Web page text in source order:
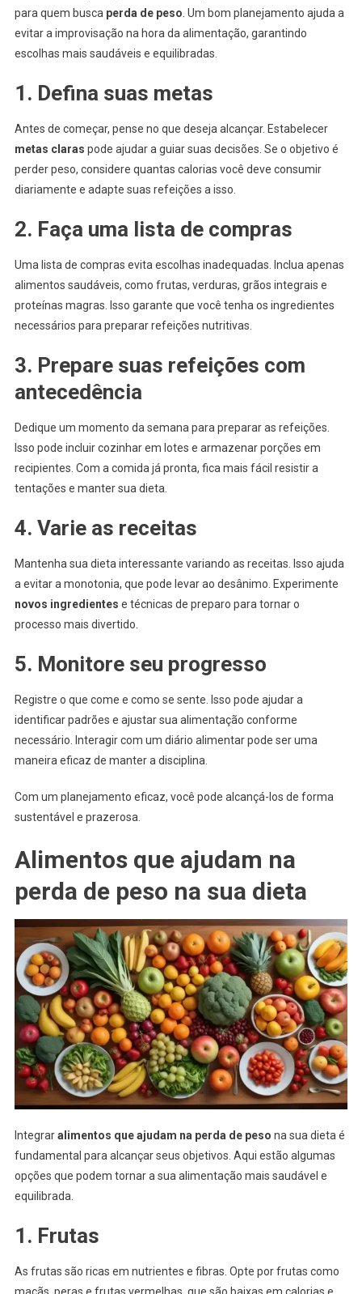
para quem busca perda de peso . Um bom planejamento ajuda a
evitar a improvisação na hora da alimentação, garantindo
escolhas mais saudáveis e equilibradas.
1. Defina suas metas
Antes de começar, pense no que deseja alcançar. Estabelecer
metas claras pode ajudar a guiar suas decisões. Se o objetivo é
perder peso, considere quantas calorias você deve consumir
diariamente e adapte suas refeições a isso.
2. Faça uma lista de compras
Uma lista de compras evita escolhas inadequadas. Inclua apenas
alimentos saudáveis, como frutas, verduras, grãos integrais e
proteínas magras. Isso garante que você tenha os ingredientes
necessários para preparar refeições nutritivas.
3. Prepare suas refeições com
antecedência
Dedique um momento da semana para preparar as refeições.
Isso pode incluir cozinhar em lotes e armazenar porções em
recipientes. Com a comida já pronta, fica mais fácil resistir a
tentações e manter sua dieta.
4. Varie as receitas
Mantenha sua dieta interessante variando as receitas. Isso ajuda
a evitar a monotonia, que pode levar ao desânimo. Experimente
novos ingredientes e técnicas de preparo para tornar o
processo mais divertido.
5. Monitore seu progresso
Registre o que come e como se sente. Isso pode ajudar a
identificar padrões e ajustar sua alimentação conforme
necessário. Interagir com um diário alimentar pode ser uma
maneira eficaz de manter a disciplina.
Com um planejamento eficaz, você pode alcançá-los de forma
sustentável e prazerosa.
Alimentos que ajudam na
perda de peso na sua dieta
Integraralimentos que ajudam na perda de peso na sua dieta é
fundamental para alcançar seus objetivos. Aqui estão algumas
opções que podem tornar a sua alimentação mais saudável e
equilibrada.
1. Frutas
As frutas são ricas em nutrientes e fibras. Opte por frutas como
maçãs, peras e frutas vermelhas, que são baixas em calorias e